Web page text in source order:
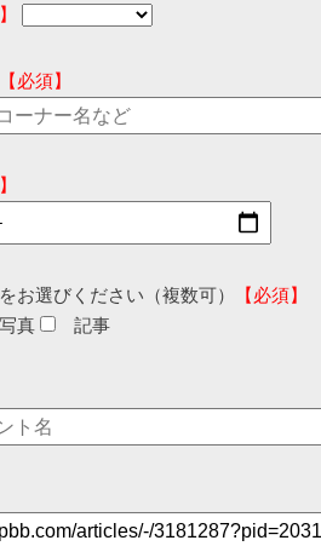
【必須】
お選びください（複数可）
【必須】
写真 記事